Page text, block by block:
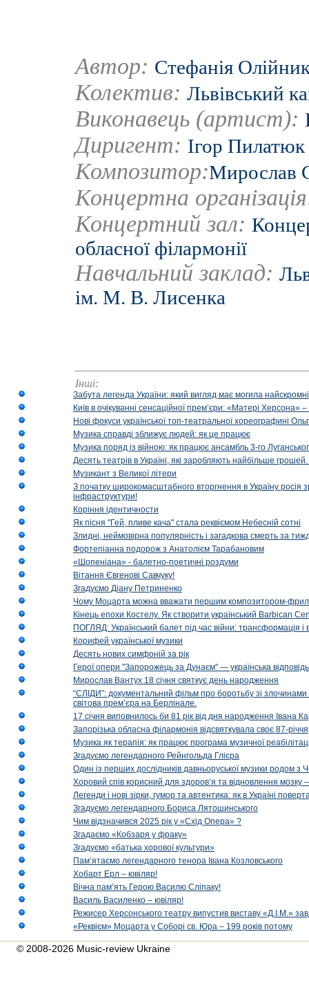
Автор: Стефанія
Колектив: Львівський
Виконавець (артист):
Диригент: Ігор Пилатюк
Композитор:Мирослав
Концертна
Концертний зал:
обласної філармонії
Навчальний заклад:
ім. М. В. Лисенка
Інші:
Забута легенда України: який вигляд має могила
Київ в очікуванні сенсаційної прем’єри: «Матері
Нові фокуси української топ-театральної хореографині
Музика справді зближує людей: як це працює
Музика поряд із війною: як працює ансамбль 3-го
Десять театрів в Україні, які заробляють найбільше
Музикант з Великої літери
З початку широкомасштабного вторгнення в Україну росія
інфраструктури!
Коріння ідентичности
Як пісня "Гей, пливе кача" стала реквіємом Небесній сотні
Злидні, неймовірна популярність і загадкова смерть за
Фортепіанна подорож з Анатолієм Тарабановим
«Шопеніана» - балетно-поетичні роздуми
Вітання Євгенові Савчуку!
Згадуємо Діану Петриненко
Чому Моцарта можна вважати першим композитором-
Кінець епохи Костелу. Як створити український Barbican
ПОГЛЯД: Український балет під час війни: трансформація і
Корифей української музики
Десять нових симфоній за рік
Герої опери "Запорожець за Дунаєм" — українська
Мирослав Вантух 18 січня святкує день народження
“СЛІДИ”: документальний фільм про боротьбу зі
світова прем’єра на Берлінале.
17 січня виповнилось би 81 рік від дня народження Івана
Запорізька обласна філармонія відсвяткувала своє 87-річчя
Музика як терапія: як працює програма музичної
Згадуємо легендарного Рейнгольда Глієра
Один із перших дослідників давньоруської музики родом з
Хоровий спів корисний для здоров’я та відновлення мозку
Легенди і нові зірки, гумор та автентика: як в Україні
Згадуємо легендарного Бориса Лятошинського
Чим відзначився 2025 рік у «Схід Опера» ?
Згадаємо «Кобзаря у фраку»
Згадуємо «батька хорової культури»
Пам’ятаємо легендарного тенора Івана Козловського
Хобарт Ерл – ювіляр!
Вічна пам’ять Герою Василю Сліпаку!
Василь Василенко – ювіляр!
Режисер Херсонського театру випустив виставу «Д.І.М.»
«Реквієм» Моцарта у Соборі св. Юра – 199 років потому
© 2008-2026 Music-review Ukraine